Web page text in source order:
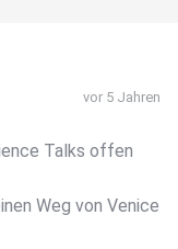
vor 5 Jahren
Talks offen
Weg von Venice